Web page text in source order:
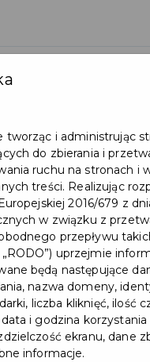
tworząc i administrując
do zbierania i
ruchu na stronach i
treści. Realizując
2016/679 z
w związku z
przepływu
uprzejmie
będą następujące
nazwa domeny,
liczba kliknięć, ilość
i godzina korzystania
ekranu, dane
informacje.